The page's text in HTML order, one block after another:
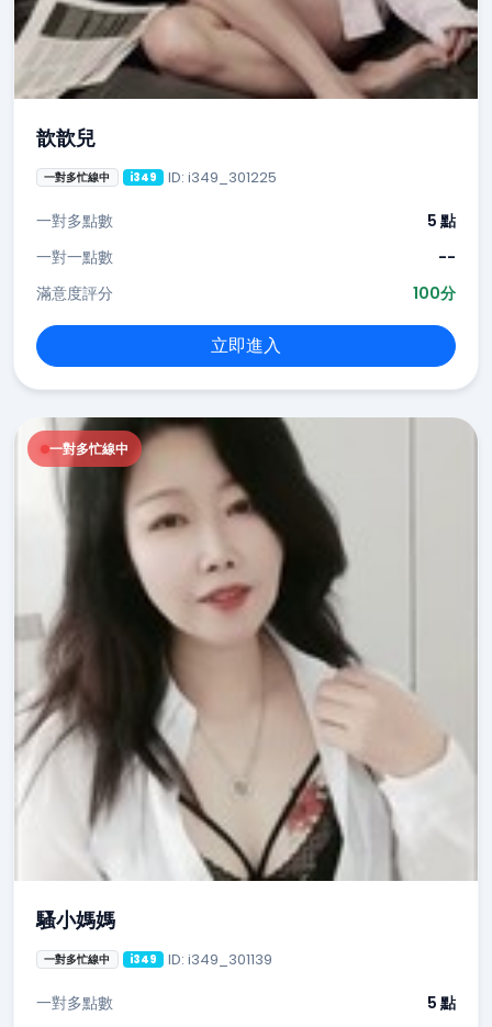
歆歆兒
一對多忙線中 i349 ID: i349_301225
一對多點數
5 點
一對一點數
--
滿意度評分
100分
立即進入
一對多忙線中
騷小媽媽
一對多忙線中 i349 ID: i349_301139
一對多點數 5 點